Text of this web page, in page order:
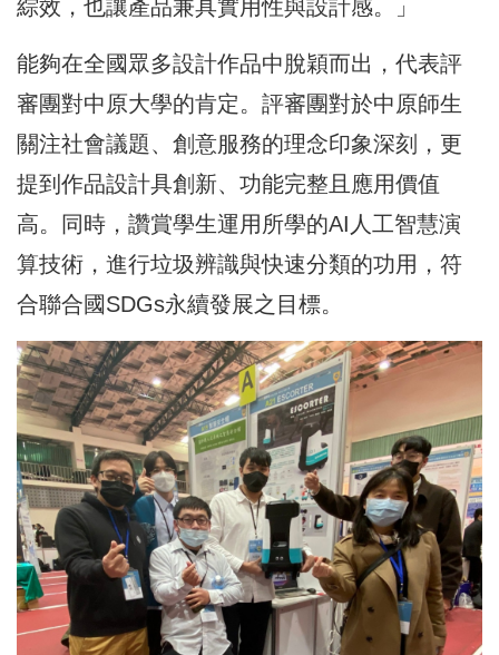
綜效，也讓產品兼具實用性與設計感。」
能夠在全國眾多設計作品中脫穎而出，代表評
審團對中原大學的肯定。評審團對於中原師生
關注社會議題、創意服務的理念印象深刻，更
提到作品設計具創新、功能完整且應用價值
高。同時，讚賞學生運用所學的AI人工智慧演
算技術，進行垃圾辨識與快速分類的功用，符
合聯合國SDGs永續發展之目標。